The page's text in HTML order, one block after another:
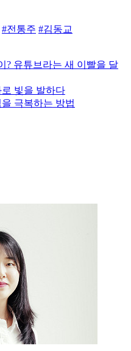
#전통주 #김동교
? 유튜브라는 새 이빨을 달
빛을 발하다
극복하는 방법